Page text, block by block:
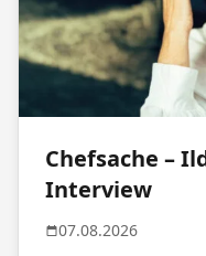
Chefsache –
Interview
07.08.2026